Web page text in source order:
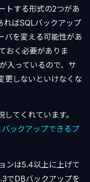
トする形式の2つがあ
ればSQLバックアップ
バを変える可能性があ
おく必要がありま
入っているので、サ
更しないといけなくな
てくれています。
ックアップできるプ
ンは5.4以上に上げて
でDBバックアップを